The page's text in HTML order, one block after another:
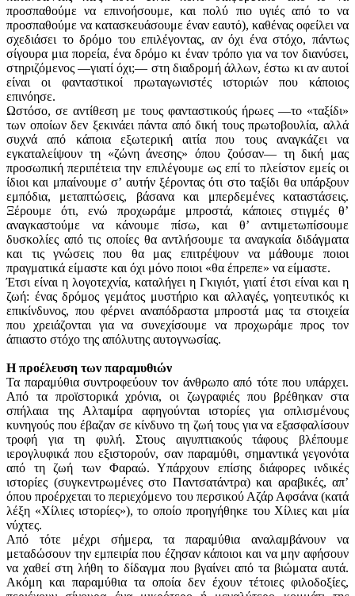
προσπαθούμε να επινοήσουμε, και πολύ πιο υγιές από το να
προσπαθούμε να κατασκευάσουμε έναν εαυτό), καθένας οφείλει να
σχεδιάσει το δρόμο του επιλέγοντας, αν όχι ένα στόχο, πάντως
σίγουρα μια πορεία, ένα δρόμο κι έναν τρόπο για να τον διανύσει,
στηριζόμενος —γιατί όχι;— στη διαδρομή άλλων, έστω κι αν αυτοί
είναι οι φανταστικοί πρωταγωνιστές ιστοριών που κάποιος
επινόησε.
Ωστόσο, σε αντίθεση με τους φανταστικούς ήρωες —το «ταξίδι»
των οποίων δεν ξεκινάει πάντα από δική τους πρωτοβουλία, αλλά
συχνά από κάποια εξωτερική αιτία που τους αναγκάζει να
εγκαταλείψουν τη «ζώνη άνεσης» όπου ζούσαν— τη δική μας
προσωπική περιπέτεια την επιλέγουμε ως επί το πλείστον εμείς οι
ίδιοι και μπαίνουμε σ’ αυτήν ξέροντας ότι στο ταξίδι θα υπάρξουν
εμπόδια, μεταπτώσεις, βάσανα και μπερδεμένες καταστάσεις.
Ξέρουμε ότι, ενώ προχωράμε μπροστά, κάποιες στιγμές θ’
αναγκαστούμε να κάνουμε πίσω, και θ’ αντιμετωπίσουμε
δυσκολίες από τις οποί­ες θα αντλήσουμε τα αναγκαία διδάγματα
και τις γνώσεις που θα μας επιτρέψουν να μάθουμε ποιοι
πραγματικά είμαστε και όχι μόνο ποιοι «θα έπρεπε» να είμαστε.
Έτσι είναι η λογοτεχνία, καταλήγει η Γκιγιότ, γιατί έτσι είναι και η
ζωή: ένας δρόμος γεμάτος μυστήριο και αλλαγές, γοητευτικός κι
επικίνδυνος, που φέρνει αναπόδραστα μπροστά μας τα στοιχεία
που χρειάζονται για να συνεχίσουμε να προχωράμε προς τον
άπιαστο στόχο της απόλυτης αυτογνωσίας.
Η προέλευση των παραμυθιών
Τα παραμύθια συντροφεύουν τον άνθρωπο από τότε που υπάρχει.
Από τα προϊστορικά χρόνια, οι ζωγραφιές που βρέθηκαν στα
σπήλαια της Αλταμίρα αφηγούνται ιστορίες για οπλισμένους
κυνηγούς που έβαζαν σε κίνδυνο τη ζωή τους για να εξασφαλίσουν
τροφή για τη φυλή. Στους αιγυπτιακούς τάφους βλέπουμε
ιερογλυφικά που εξιστορούν, σαν παραμύθι, σημαντικά γεγονότα
από τη ζωή των Φαραώ. Υπάρχουν επίσης διάφορες ινδικές
ιστορίες (συγκεντρωμένες στο Παντσατάντρα) και αραβικές, απ’
όπου προέρχεται το περιεχόμενο του περσικού Αζάρ Αφσάνα (κατά
λέξη «Χίλιες ιστορίες»), το οποίο προηγήθηκε του Χίλιες και μία
νύχτες.
Από τότε μέχρι σήμερα, τα παραμύθια αναλαμβάνουν να
μεταδώσουν την εμπειρία που έζησαν κάποιοι και να μην αφήσουν
να χαθεί στη λήθη το δίδαγμα που βγαίνει από τα βιώματα αυτά.
Ακόμη και παραμύθια τα οποία δεν έχουν τέτοιες φιλοδοξίες,